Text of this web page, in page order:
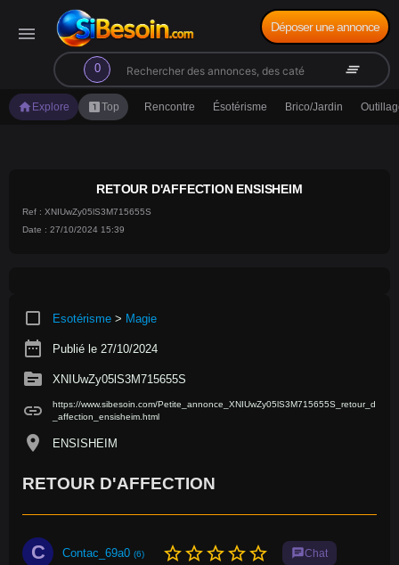
menu
0
search clear_all
Déposer une annonce
home Explore looks_oneTop Rencontre Ésotérisme Brico/Jardin
RETOUR D'AFFECTION ENSISHEIM
Ref : XNIUwZy05lS3M715655S
Date : 27/10/2024 15:39
crop_square Esotérisme > Magie
date_range Publié le 27/10/2024
source XNIUwZy05lS3M715655S
link
https://www.sibesoin.com/Petite_annonce_XNIUwZy05lS3M715655S_retour_d
_affection_ensisheim.html
location_on ENSISHEIM
RETOUR D'AFFECTION
C Contac_69a0 (6) star_borderstar_borderstar_borderstar_borderstar_border chatChat